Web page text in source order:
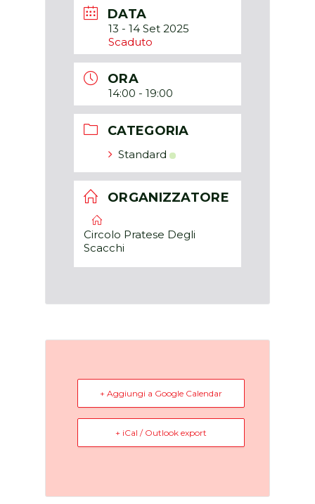
DATA
13 - 14 Set 2025
Scaduto
ORA
14:00 - 19:00
CATEGORIA
Standard
ORGANIZZATORE
Circolo Pratese Degli
Scacchi
+ Aggiungi a Google Calendar
+ iCal / Outlook export